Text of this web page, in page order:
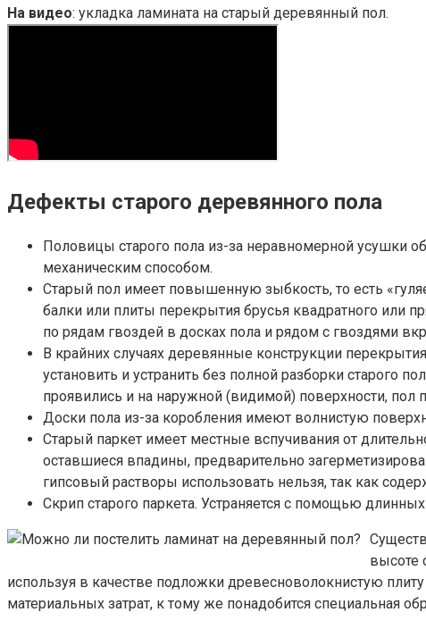
На видео: укладка ламината на старый деревянный пол.
Дефекты старого деревянного пола
Половицы старого пола из-за неравномерной усушки
механическим способом.
Старый пол имеет повышенную зыбкость, то есть
балки или плиты перекрытия брусья квадратного или
по рядам гвоздей в досках пола и рядом с гвоздями
В крайних случаях деревянные конструкции
установить и устранить без полной разборки старого
проявились и на наружной (видимой) поверхности,
Доски пола из-за коробления имеют волнистую
Старый паркет имеет местные вспучивания от
оставшиеся впадины, предварительно
гипсовый растворы использовать нельзя, так как
Скрип старого паркета. Устраняется с помощью
высоте
используя в качестве подложки древесноволокнистую
материальных затрат, к тому же понадобится специальная